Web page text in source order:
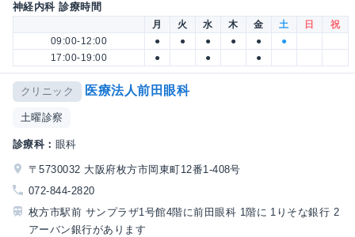
神経内科 診療時間
月 火 水 木 金 土 日
祝
09:00-12:00
● ● ● ● ●
●
17:00-19:00
● ● ●
クリニック 医療法人前田眼科
土曜診察
診療科： 眼科
〒5730032 大阪府枚方市岡東町12番1-408号
072-844-2820
枚方市駅前 サンプラザ1号館4階に前田眼科 1階に 1りそな銀行 2
アーバン銀行があります